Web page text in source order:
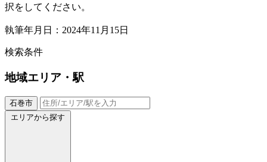
択をしてください。
執筆年月日：2024年11月15日
検索条件
地域エリア・駅
石巻市
エリアから探す